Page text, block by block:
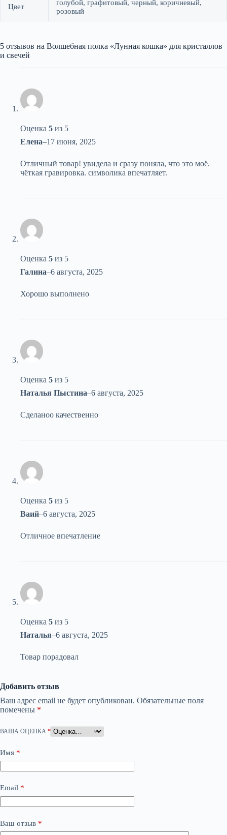
Цвет
голубой, графитовый, черный, коричневый,
розовый
5 отзывов на Волшебная полка «Лунная кошка» для кристаллов
и свечей
Оценка 5 из 5
Елена–17 июня, 2025
Отличный товар! увидела и сразу поняла, что это моё.
чёткая гравировка. символика впечатляет.
Оценка 5 из 5
Галина–6 августа, 2025
Хорошо выполнено
Оценка 5 из 5
Наталья Пыстина–6 августа, 2025
Сделаноо качественно
Оценка 5 из 5
Ваий–6 августа, 2025
Отличное впечатление
Оценка 5 из 5
Наталья–6 августа, 2025
Товар порадовал
Добавить отзыв
Ваш адрес email не будет опубликован. Обязательные поля
помечены *
ВАША ОЦЕНКА *
Имя *
Email *
Ваш отзыв *